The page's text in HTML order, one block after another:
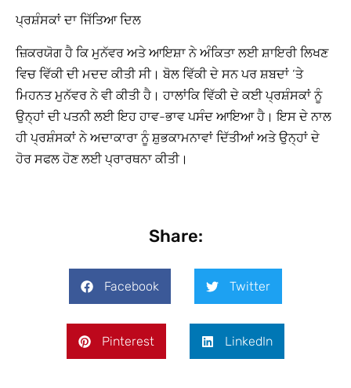
ਪ੍ਰਸ਼ੰਸਕਾਂ ਦਾ ਜਿੱਤਿਆ ਦਿਲ
ਜ਼ਿਕਰਯੋਗ ਹੈ ਕਿ ਮੁਨੱਵਰ ਅਤੇ ਆਇਸ਼ਾ ਨੇ ਅੰਕਿਤਾ ਲਈ ਸ਼ਾਇਰੀ ਲਿਖਣ
ਵਿਚ ਵਿੱਕੀ ਦੀ ਮਦਦ ਕੀਤੀ ਸੀ। ਬੋਲ ਵਿੱਕੀ ਦੇ ਸਨ ਪਰ ਸ਼ਬਦਾਂ ‘ਤੇ
ਮਿਹਨਤ ਮੁਨੱਵਰ ਨੇ ਵੀ ਕੀਤੀ ਹੈ। ਹਾਲਾਂਕਿ ਵਿੱਕੀ ਦੇ ਕਈ ਪ੍ਰਸ਼ੰਸਕਾਂ ਨੂੰ
ਉਨ੍ਹਾਂ ਦੀ ਪਤਨੀ ਲਈ ਇਹ ਹਾਵ-ਭਾਵ ਪਸੰਦ ਆਇਆ ਹੈ। ਇਸ ਦੇ ਨਾਲ
ਹੀ ਪ੍ਰਸ਼ੰਸਕਾਂ ਨੇ ਅਦਾਕਾਰਾ ਨੂੰ ਸ਼ੁਭਕਾਮਨਾਵਾਂ ਦਿੱਤੀਆਂ ਅਤੇ ਉਨ੍ਹਾਂ ਦੇ
ਹੋਰ ਸਫਲ ਹੋਣ ਲਈ ਪ੍ਰਾਰਥਨਾ ਕੀਤੀ।
Share:
Facebook Twitter
Pinterest LinkedIn